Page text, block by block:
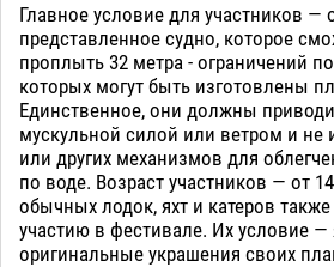
Главное условие для участников —
представленное судно, которое
проплыть 32 метра - ограничений
которых могут быть изготовлены
Единственное, они должны
мускульной силой или ветром и не
или других механизмов для
по воде. Возраст участников — от
обычных лодок, яхт и катеров
участию в фестивале. Их условие —
оригинальные украшения своих